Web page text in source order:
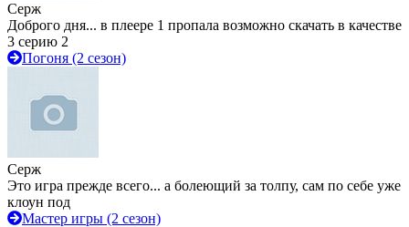
Серж
Доброго дня... в плеере 1 пропала возможно скачать в качестве
3 серию 2
Погоня (2 сезон)
Серж
Это игра прежде всего... а болеющий за толпу, сам по себе уже
клоун под
Мастер игры (2 сезон)